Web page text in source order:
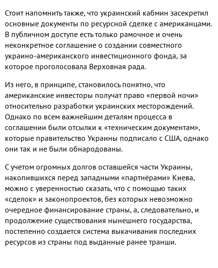
Стоит напомнить также, что украинский кабмин засекретил
основные документы по ресурсной сделке с американцами.
В публичном доступе есть только рамочное и очень
неконкретное соглашение о создании совместного
украино-американского инвестиционного фонда, за
которое проголосовала Верховная рада.
Из него, в принципе, становилось понятно, что
американские инвесторы получат право «первой ночи»
относительно разработки украинских месторождений.
Однако по всем важнейшим деталям процесса в
соглашении были отсылки к «техническим документам»,
которые правительство Украины подписало с США, однако
они так и не были обнародованы.
С учетом огромных долгов оставшейся части Украины,
накопившихся перед западными «партнёрами» Киева,
можно с уверенностью сказать, что с помощью таких
«сделок» и законопроектов, без которых невозможно
очередное финансирование страны, а, следовательно, и
продолжение существования нынешнего государства,
постепенно создается система выкачивания последних
ресурсов из страны под выданные ранее транши.